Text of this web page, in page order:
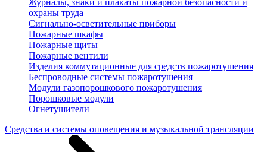
Журналы, знаки и плакаты пожарной безопасности и
охраны труда
Сигнально-осветительные приборы
Пожарные шкафы
Пожарные щиты
Пожарные вентили
Изделия коммутационные для средств пожаротушения
Беспроводные системы пожаротушения
Модули газопорошкового пожаротушения
Порошковые модули
Огнетушители
Средства и системы оповещения и музыкальной трансляции